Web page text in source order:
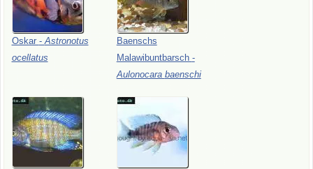
Oskar - Astronotus
ocellatus
Baenschs
Malawibuntbarsch -
Aulonocara baenschi